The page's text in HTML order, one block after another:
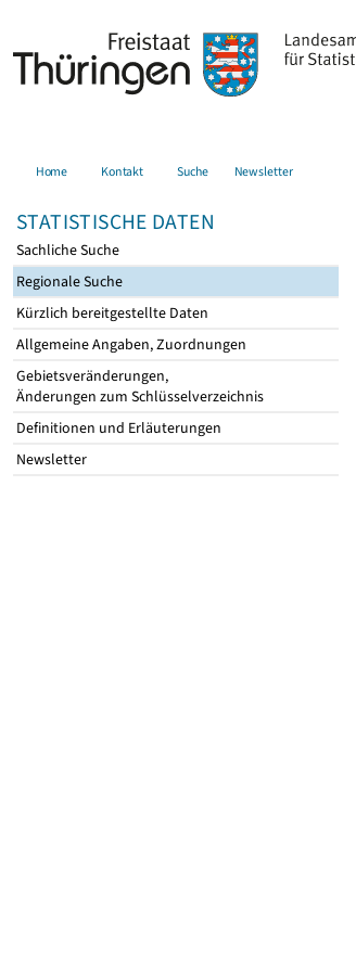
Home Kontakt Suche Newsletter
STATISTISCHE DATEN
Sachliche Suche
Regionale Suche
Kürzlich bereitgestellte Daten
Allgemeine Angaben, Zuordnungen
Gebietsveränderungen,
Änderungen zum Schlüsselverzeichnis
Definitionen und Erläuterungen
Newsletter